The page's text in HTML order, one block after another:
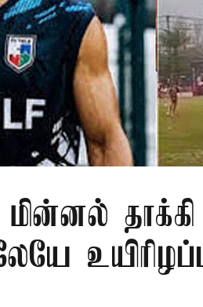
மின்னல்